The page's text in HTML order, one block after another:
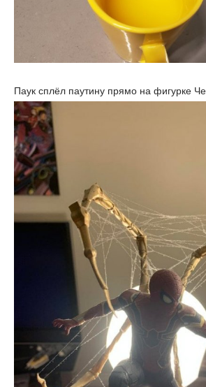
Паук сплёл паутину прямо на фигурке